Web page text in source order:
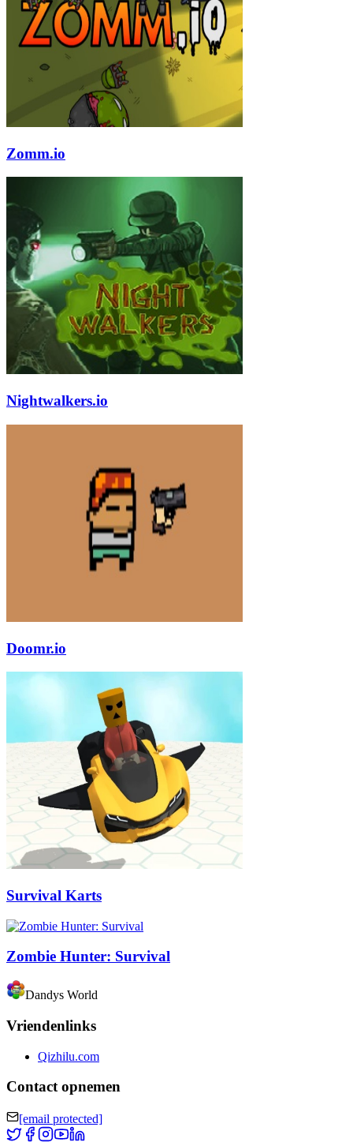
Zomm.io
Nightwalkers.io
Doomr.io
Survival Karts
Zombie Hunter: Survival
Dandys World
Vriendenlinks
Qizhilu.com
Contact opnemen
[email protected]